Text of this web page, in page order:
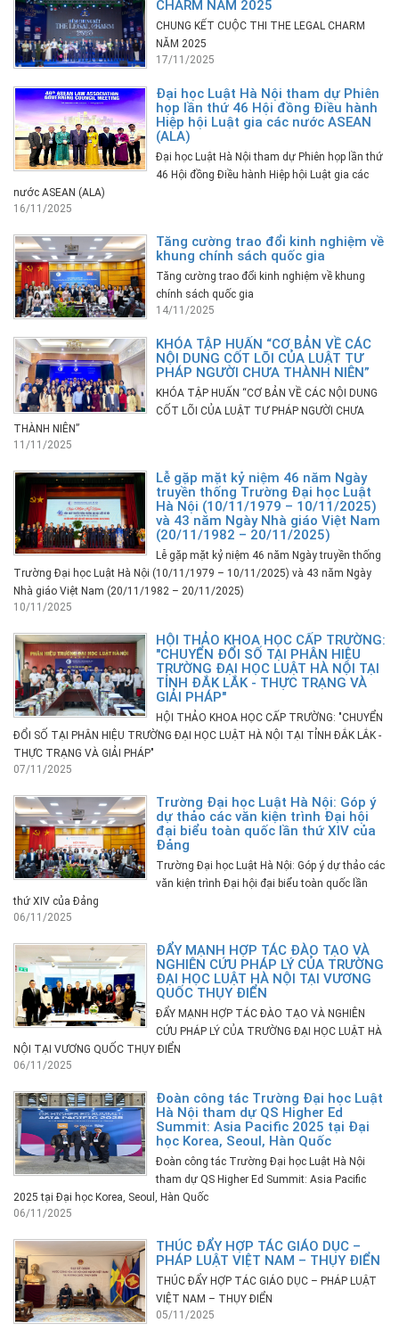
CHARM NĂM 2025
CHUNG KẾT CUỘC THI THE LEGAL CHARM
NĂM 2025
17/11/2025
Đại học Luật Hà Nội tham dự Phiên
họp lần thứ 46 Hội đồng Điều hành
Hiệp hội Luật gia các nước ASEAN
(ALA)
Đại học Luật Hà Nội tham dự Phiên họp lần thứ
46 Hội đồng Điều hành Hiệp hội Luật gia các
nước ASEAN (ALA)
16/11/2025
Tăng cường trao đổi kinh nghiệm về
khung chính sách quốc gia
Tăng cường trao đổi kinh nghiệm về khung
chính sách quốc gia
14/11/2025
KHÓA TẬP HUẤN “CƠ BẢN VỀ CÁC
NỘI DUNG CỐT LÕI CỦA LUẬT TƯ
PHÁP NGƯỜI CHƯA THÀNH NIÊN”
KHÓA TẬP HUẤN “CƠ BẢN VỀ CÁC NỘI DUNG
CỐT LÕI CỦA LUẬT TƯ PHÁP NGƯỜI CHƯA
THÀNH NIÊN”
11/11/2025
Lễ gặp mặt kỷ niệm 46 năm Ngày
truyền thống Trường Đại học Luật
Hà Nội (10/11/1979 – 10/11/2025)
và 43 năm Ngày Nhà giáo Việt Nam
(20/11/1982 – 20/11/2025)
Lễ gặp mặt kỷ niệm 46 năm Ngày truyền thống
Trường Đại học Luật Hà Nội (10/11/1979 – 10/11/2025) và 43 năm Ngày
Nhà giáo Việt Nam (20/11/1982 – 20/11/2025)
10/11/2025
HỘI THẢO KHOA HỌC CẤP TRƯỜNG:
"CHUYỂN ĐỔI SỐ TẠI PHÂN HIỆU
TRƯỜNG ĐẠI HỌC LUẬT HÀ NỘI TẠI
TỈNH ĐẮK LẮK - THỰC TRẠNG VÀ
GIẢI PHÁP"
HỘI THẢO KHOA HỌC CẤP TRƯỜNG: "CHUYỂN
ĐỔI SỐ TẠI PHÂN HIỆU TRƯỜNG ĐẠI HỌC LUẬT HÀ NỘI TẠI TỈNH ĐẮK LẮK -
THỰC TRẠNG VÀ GIẢI PHÁP"
07/11/2025
Trường Đại học Luật Hà Nội: Góp ý
dự thảo các văn kiện trình Đại hội
đại biểu toàn quốc lần thứ XIV của
Đảng
Trường Đại học Luật Hà Nội: Góp ý dự thảo các
văn kiện trình Đại hội đại biểu toàn quốc lần
thứ XIV của Đảng
06/11/2025
ĐẨY MẠNH HỢP TÁC ĐÀO TẠO VÀ
NGHIÊN CỨU PHÁP LÝ CỦA TRƯỜNG
ĐẠI HỌC LUẬT HÀ NỘI TẠI VƯƠNG
QUỐC THỤY ĐIỂN
ĐẨY MẠNH HỢP TÁC ĐÀO TẠO VÀ NGHIÊN
CỨU PHÁP LÝ CỦA TRƯỜNG ĐẠI HỌC LUẬT HÀ
NỘI TẠI VƯƠNG QUỐC THỤY ĐIỂN
06/11/2025
Đoàn công tác Trường Đại học Luật
Hà Nội tham dự QS Higher Ed
Summit: Asia Pacific 2025 tại Đại
học Korea, Seoul, Hàn Quốc
Đoàn công tác Trường Đại học Luật Hà Nội
tham dự QS Higher Ed Summit: Asia Pacific
2025 tại Đại học Korea, Seoul, Hàn Quốc
06/11/2025
THÚC ĐẨY HỢP TÁC GIÁO DỤC –
PHÁP LUẬT VIỆT NAM – THỤY ĐIỂN
THÚC ĐẨY HỢP TÁC GIÁO DỤC – PHÁP LUẬT
VIỆT NAM – THỤY ĐIỂN
05/11/2025